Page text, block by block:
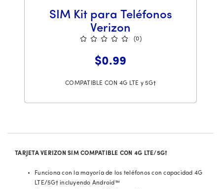
SIM Kit para Teléfonos
Verizon
(0)
Price is 0 dollars and 99 cents per month
$0.99
COMPATIBLE CON 4G LTE y 5G†
TARJETA VERIZON SIM COMPATIBLE CON 4G LTE/5G†
Funciona con la mayoría de los teléfonos con capacidad 4G
LTE/5G† incluyendo Android™